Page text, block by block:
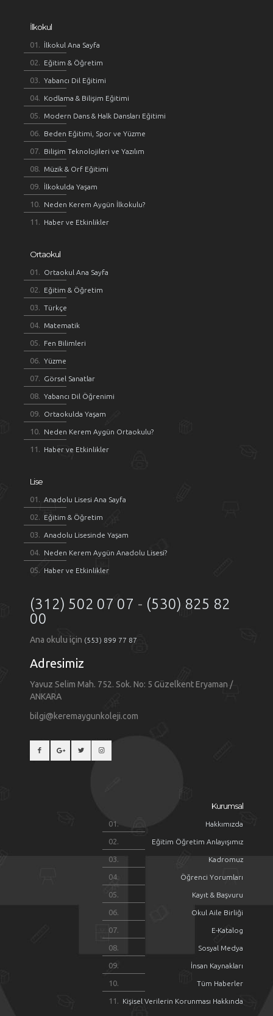
İlkokul
İlkokul Ana Sayfa
Eğitim & Öğretim
Yabancı Dil Eğitimi
Kodlama & Bilişim Eğitimi
Modern Dans & Halk Dansları Eğitimi
Beden Eğitimi, Spor ve Yüzme
Bilişim Teknolojileri ve Yazılım
Müzik & Orf Eğitimi
İlkokulda Yaşam
Neden Kerem Aygün İlkokulu?
Haber ve Etkinlikler
Ortaokul
Ortaokul Ana Sayfa
Eğitim & Öğretim
Türkçe
Matematik
Fen Bilimleri
Yüzme
Görsel Sanatlar
Yabancı Dil Öğrenimi
Ortaokulda Yaşam
Neden Kerem Aygün Ortaokulu?
Haber ve Etkinlikler
Lise
Anadolu Lisesi Ana Sayfa
Eğitim & Öğretim
Anadolu Lisesinde Yaşam
Neden Kerem Aygün Anadolu Lisesi?
Haber ve Etkinlikler
(312) 502 07 07 - (530) 825 82
00
Ana okulu için (553) 899 77 87
Adresimiz
Yavuz Selim Mah. 752. Sok. No: 5 Güzelkent Eryaman /
ANKARA
bilgi@keremaygunkoleji.com
Kurumsal
Hakkımızda
Eğitim Öğretim Anlayışımız
Kadromuz
Öğrenci Yorumları
Kayıt & Başvuru
Okul Aile Birliği
E-Katalog
Sosyal Medya
İnsan Kaynakları
Tüm Haberler
Kişisel Verilerin Korunması Hakkında